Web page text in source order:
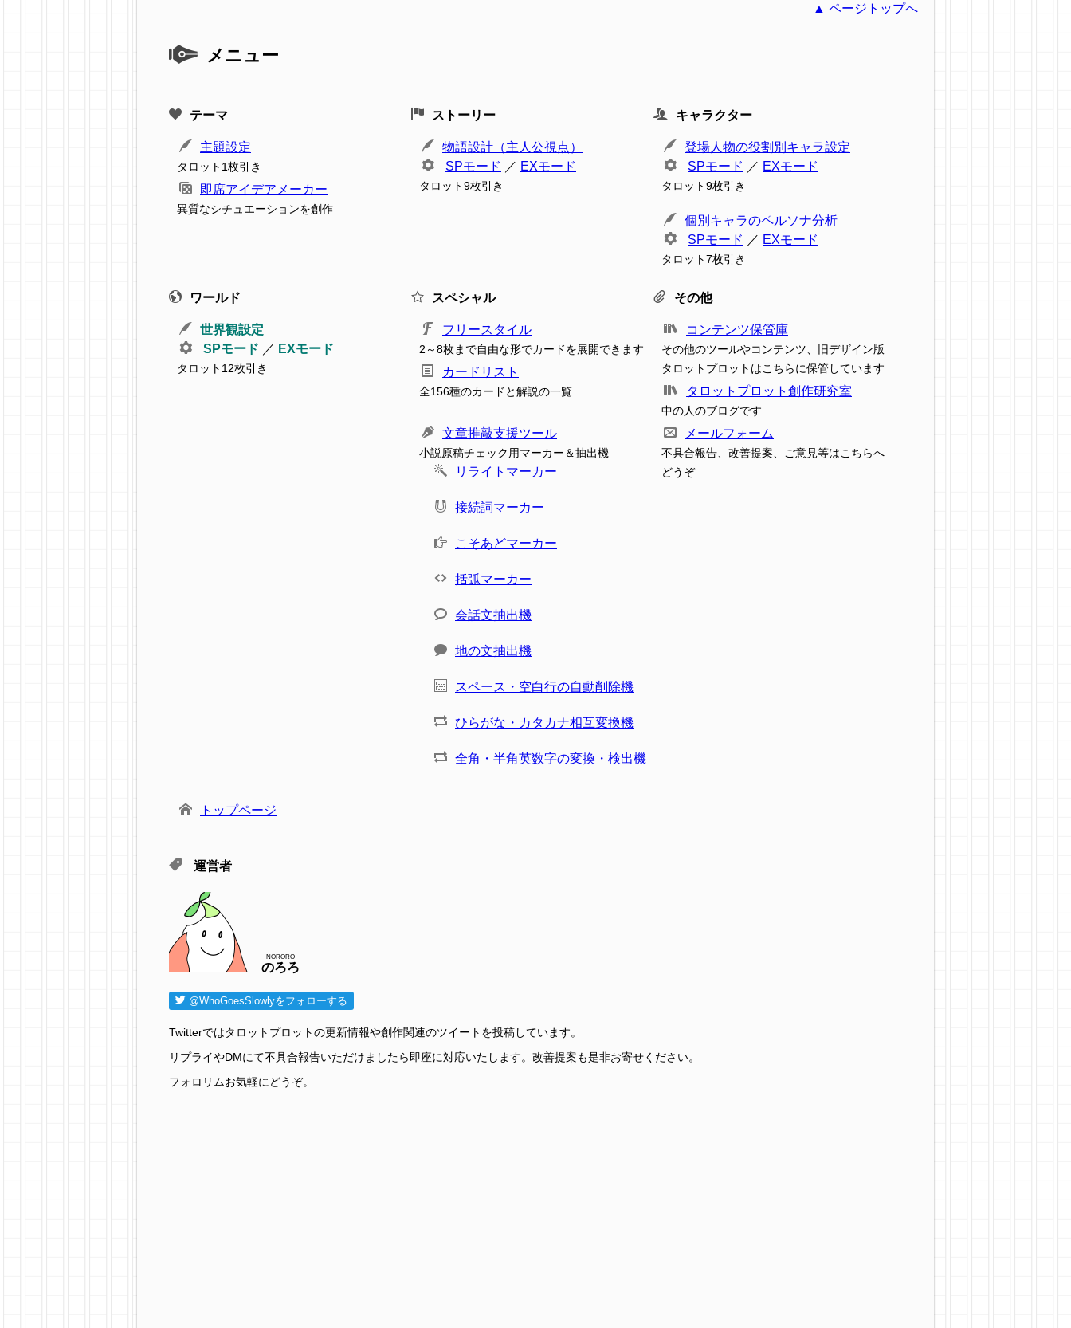
▲ ページトップへ
メニュー
テーマ
主題設定
タロット1枚引き
即席アイデアメーカー
異質なシチュエーションを創作
ストーリー
物語設計（主人公視点）
SPモード ／ EXモード
タロット9枚引き
キャラクター
登場人物の役割別キャラ設定
SPモード ／ EXモード
タロット9枚引き
個別キャラのペルソナ分析
SPモード ／ EXモード
タロット7枚引き
ワールド
世界観設定
SPモード ／ EXモード
タロット12枚引き
スペシャル
フリースタイル
2～8枚まで自由な形でカードを展開できます
カードリスト
全156種のカードと解説の一覧
文章推敲支援ツール
小説原稿チェック用マーカー＆抽出機
リライトマーカー
接続詞マーカー
こそあどマーカー
括弧マーカー
会話文抽出機
地の文抽出機
スペース・空白行の自動削除機
ひらがな・カタカナ相互変換機
全角・半角英数字の変換・検出機
その他
コンテンツ保管庫
その他のツールやコンテンツ、旧デザイン版
タロットプロットはこちらに保管しています
タロットプロット創作研究室
中の人のブログです
メールフォーム
不具合報告、改善提案、ご意見等はこちらへ
どうぞ
トップページ
運営者
のろろ
NORORO
@WhoGoesSlowlyをフォローする
Twitterではタロットプロットの更新情報や創作関連のツイートを投稿しています。
リプライやDMにて不具合報告いただけましたら即座に対応いたします。改善提案も是非お寄せください。
フォロリムお気軽にどうぞ。